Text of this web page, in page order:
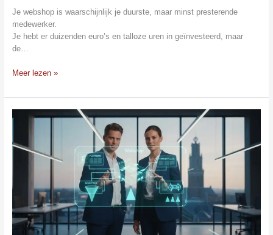
Je webshop is waarschijnlijk je duurste, maar minst presterende
medewerker.
Je hebt er duizenden euro’s en talloze uren in geïnvesteerd, maar
de…
Meer lezen »
Webshop
Strategische
voor
Online